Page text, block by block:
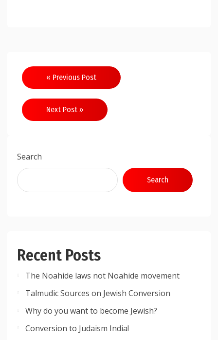
Post
navigation
« Previous Post
Next Post »
Search
Search
Recent Posts
The Noahide laws not Noahide movement
Talmudic Sources on Jewish Conversion
Why do you want to become Jewish?
Conversion to Judaism India!